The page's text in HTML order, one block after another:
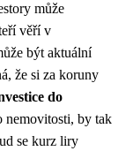
může
věří v
být aktuální
že si za koruny
do
nemovitosti, by tak
se kurz liry